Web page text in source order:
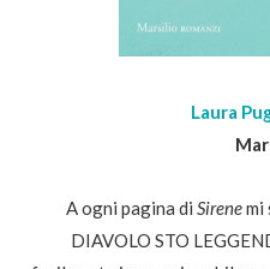
Laura
A ogni pagina di Sirenemi
DIAVOLO STO